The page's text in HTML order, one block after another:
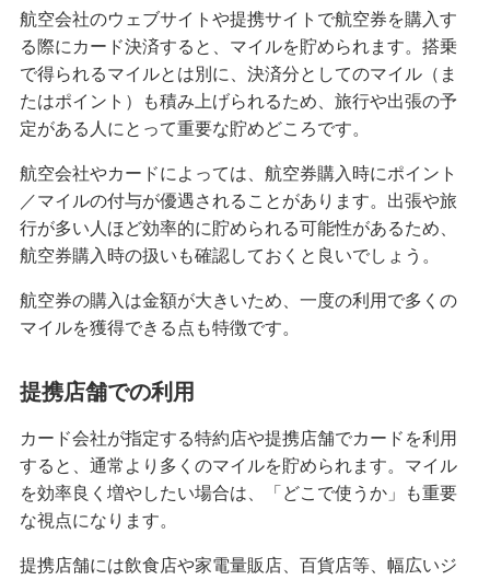
航空会社のウェブサイトや提携サイトで航空券を購入す
る際にカード決済すると、マイルを貯められます。搭乗
で得られるマイルとは別に、決済分としてのマイル（ま
たはポイント）も積み上げられるため、旅行や出張の予
定がある人にとって重要な貯めどころです。
航空会社やカードによっては、航空券購入時にポイント
／マイルの付与が優遇されることがあります。出張や旅
行が多い人ほど効率的に貯められる可能性があるため、
航空券購入時の扱いも確認しておくと良いでしょう。
航空券の購入は金額が大きいため、一度の利用で多くの
マイルを獲得できる点も特徴です。
提携店舗での利用
カード会社が指定する特約店や提携店舗でカードを利用
すると、通常より多くのマイルを貯められます。マイル
を効率良く増やしたい場合は、「どこで使うか」も重要
な視点になります。
提携店舗には飲食店や家電量販店、百貨店等、幅広いジ